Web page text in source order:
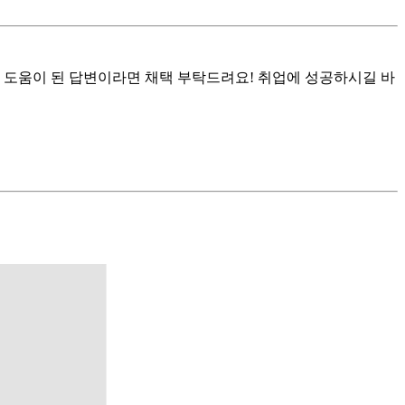
움이 된 답변이라면 채택 부탁드려요! 취업에 성공하시길 바